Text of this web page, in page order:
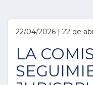
22/04/2026 | 22 de
LA